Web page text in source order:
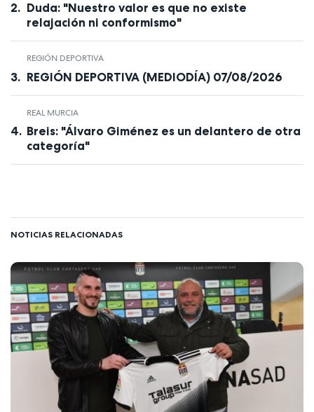
Duda: "Nuestro valor es que no existe
relajación ni conformismo"
REGIÓN DEPORTIVA
REGIÓN DEPORTIVA (MEDIODÍA) 07/08/2026
REAL MURCIA
Breis: "Álvaro Giménez es un delantero de otra
categoría"
NOTICIAS RELACIONADAS